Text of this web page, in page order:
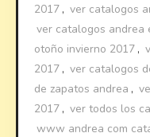
2017 , ver catalogos
ver catalogos andrea
otoño invierno 2017 ,
2017 , ver catalogos
de zapatos andrea ,
2017 , ver todos los
www andrea com